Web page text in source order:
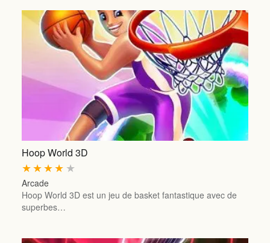
Hoop World 3D
★
★
★
★
★
Arcade
Hoop World 3D est un jeu de basket fantastique avec de
superbes…